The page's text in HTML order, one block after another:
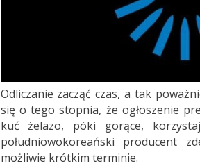
Odliczanie zacząć czas, a tak
się o tego stopnia, że ogłoszenie
kuć żelazo, póki gorące,
południowokoreański producent
możliwie krótkim terminie.